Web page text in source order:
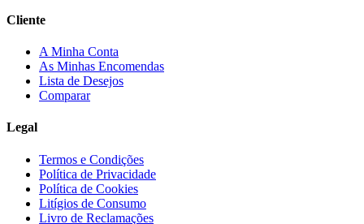
Cliente
A Minha Conta
As Minhas Encomendas
Lista de Desejos
Comparar
Legal
Termos e Condições
Política de Privacidade
Política de Cookies
Litígios de Consumo
Livro de Reclamações